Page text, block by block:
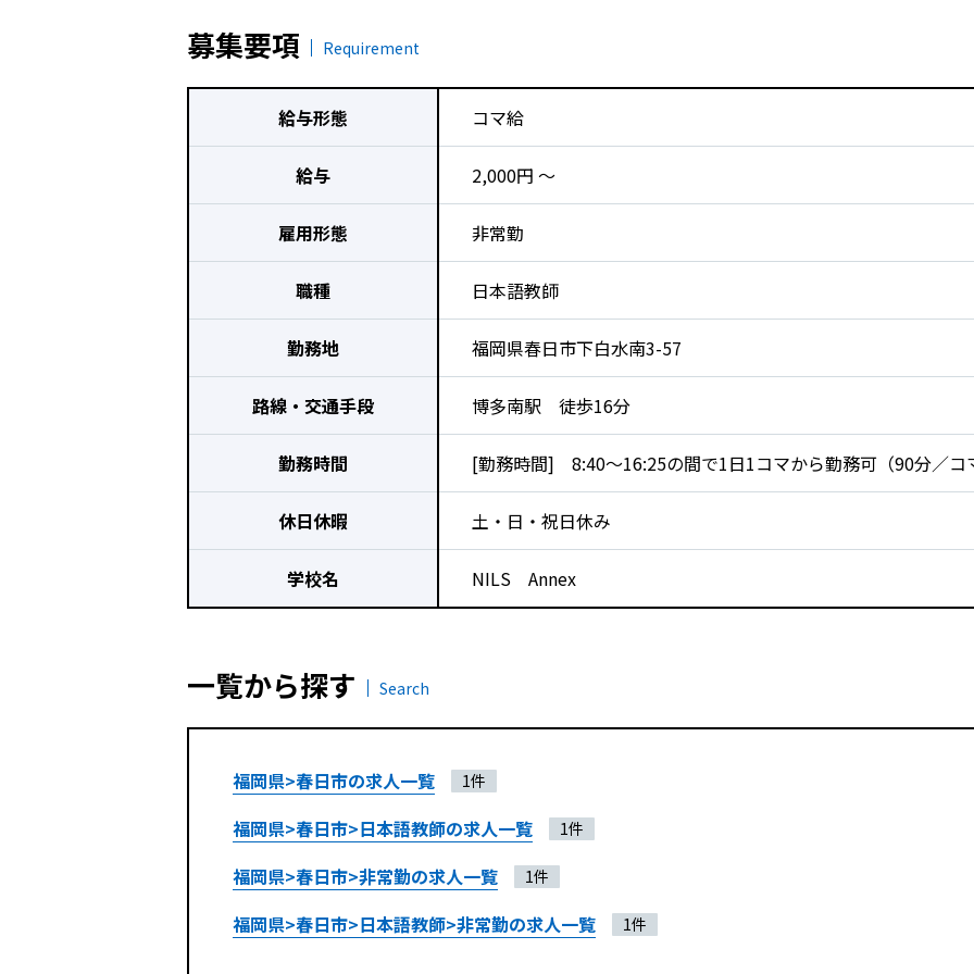
募集要項 Requirement
給与形態 コマ給
給与 2,000円 〜
雇用形態 非常勤
職種 日本語教師
勤務地 福岡県春日市下白水南3-57
路線・交通手段 博多南駅 徒歩16分
勤務時間 [勤務時間] 8:40～16:25の間で1日1コマから勤務可（90分／コ
休日休暇 土・日・祝日休み
学校名 NILS Annex
一覧から探す Search
福岡県>春日市の求人一覧 1件
福岡県>春日市>日本語教師の求人一覧 1件
福岡県>春日市>非常勤の求人一覧 1件
福岡県>春日市>日本語教師>非常勤の求人一覧 1件